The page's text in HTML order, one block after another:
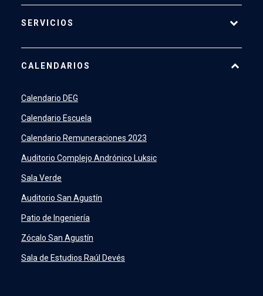
SERVICIOS
SIDINGlaunch
Academic Intelligence
PeopleSoftlaunch
ERPlaunch
CALENDARIOS
Calendario DEG
Calendario Escuela
Calendario Remuneraciones 2023
Auditorio Complejo Andrónico Luksic
Sala Verde
Auditorio San Agustín
Patio de Ingeniería
Zócalo San Agustín
Sala de Estudios Raúl Devés